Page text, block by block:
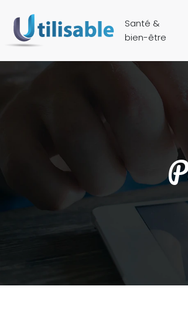
Santé &
bien-être